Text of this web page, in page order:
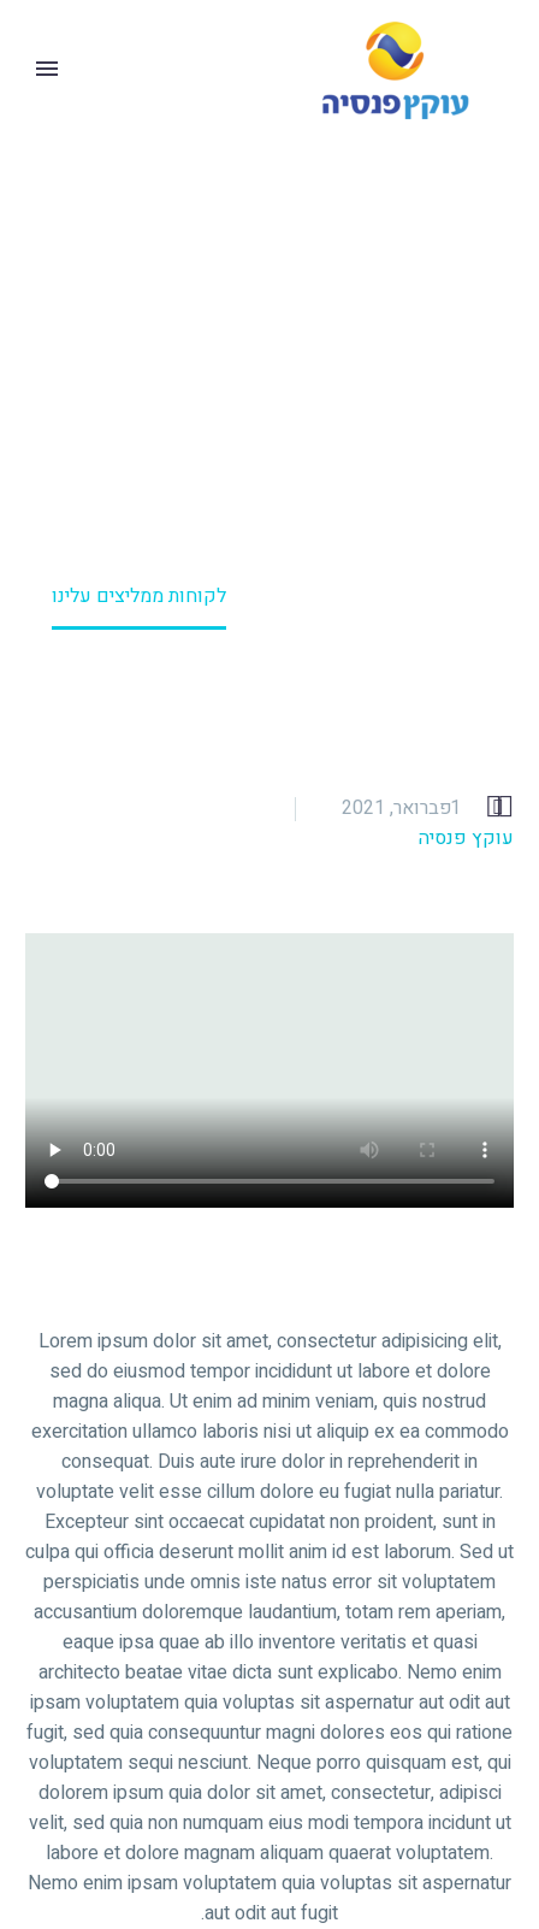
לקוחות ממליצים עלינו

1 פברואר, 2021
עוקץ פנסיה
Lorem ipsum dolor sit amet, consectetur adipisicing elit,
sed do eiusmod tempor incididunt ut labore et dolore
magna aliqua. Ut enim ad minim veniam, quis nostrud
exercitation ullamco laboris nisi ut aliquip ex ea commodo
consequat. Duis aute irure dolor in reprehenderit in
voluptate velit esse cillum dolore eu fugiat nulla pariatur.
Excepteur sint occaecat cupidatat non proident, sunt in
culpa qui officia deserunt mollit anim id est laborum. Sed ut
perspiciatis unde omnis iste natus error sit voluptatem
accusantium doloremque laudantium, totam rem aperiam,
eaque ipsa quae ab illo inventore veritatis et quasi
architecto beatae vitae dicta sunt explicabo. Nemo enim
ipsam voluptatem quia voluptas sit aspernatur aut odit aut
fugit, sed quia consequuntur magni dolores eos qui ratione
voluptatem sequi nesciunt. Neque porro quisquam est, qui
dolorem ipsum quia dolor sit amet, consectetur, adipisci
velit, sed quia non numquam eius modi tempora incidunt ut
labore et dolore magnam aliquam quaerat voluptatem.
Nemo enim ipsam voluptatem quia voluptas sit aspernatur
aut odit aut fugit.